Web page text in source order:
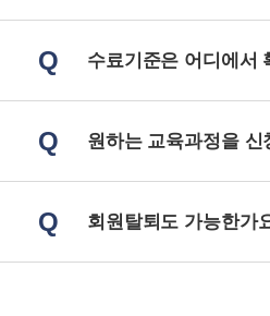
Q 수료기준은 어디에서
Q 원하는 교육과정을
Q 회원탈퇴도 가능한가